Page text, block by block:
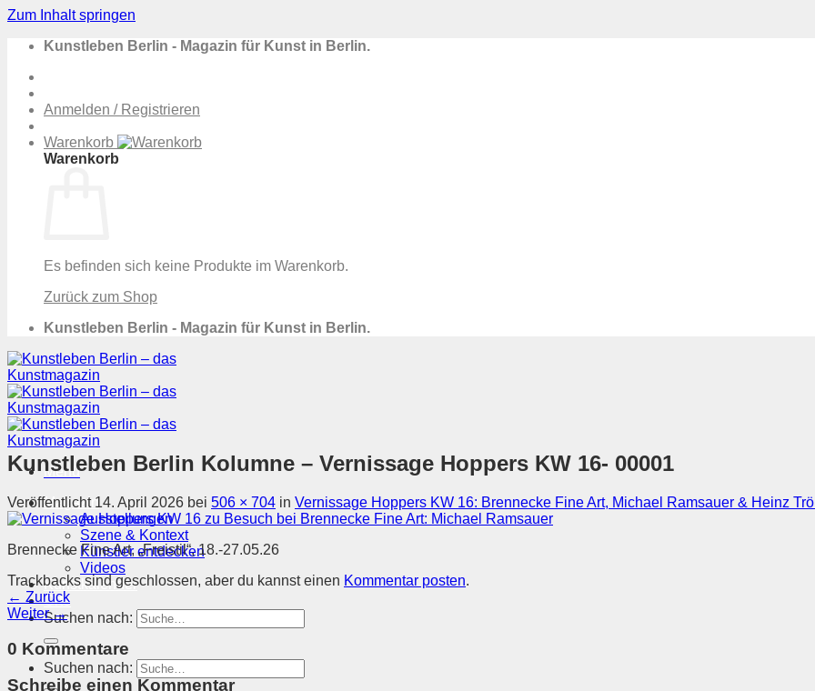
Zum Inhalt springen
Kunstleben Berlin - Magazin für Kunst in Berlin.
Anmelden / Registrieren
Warenkorb
Warenkorb
Es befinden sich keine Produkte im Warenkorb.
Zurück zum Shop
Kunstleben Berlin - Magazin für Kunst in Berlin.
Menü
Magazin
Ausstellungen
Szene & Kontext
Künstler entdecken
Videos
Kunstkalender
Orte
Suchen nach:
Suchen nach:
Kunstleben Berlin Kolumne – Vernissage Hoppers KW 16- 00001
Veröffentlicht 14. April 2026 bei 506 × 704 in Vernissage Hoppers KW 16: Brennecke Fine Art, Michael Ramsauer & Heinz
Brennecke Fine Art, „Freistil“, 18.-27.05.26
Trackbacks sind geschlossen, aber du kannst einen Kommentar posten.
← Zurück
Weiter→
0 Kommentare
Schreibe einen Kommentar